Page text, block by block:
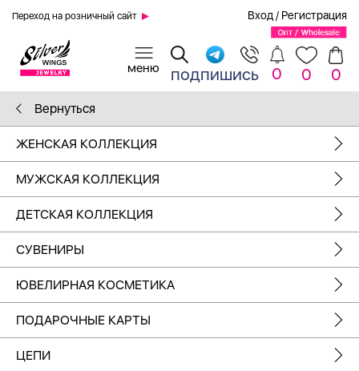
Переход на розничный сайт Вход / Регистрация
подпишись 0 0 0
Вернуться
ЖЕНСКАЯ КОЛЛЕКЦИЯ
МУЖСКАЯ КОЛЛЕКЦИЯ
ДЕТСКАЯ КОЛЛЕКЦИЯ
СУВЕНИРЫ
ЮВЕЛИРНАЯ КОСМЕТИКА
ПОДАРОЧНЫЕ КАРТЫ
ЦЕПИ